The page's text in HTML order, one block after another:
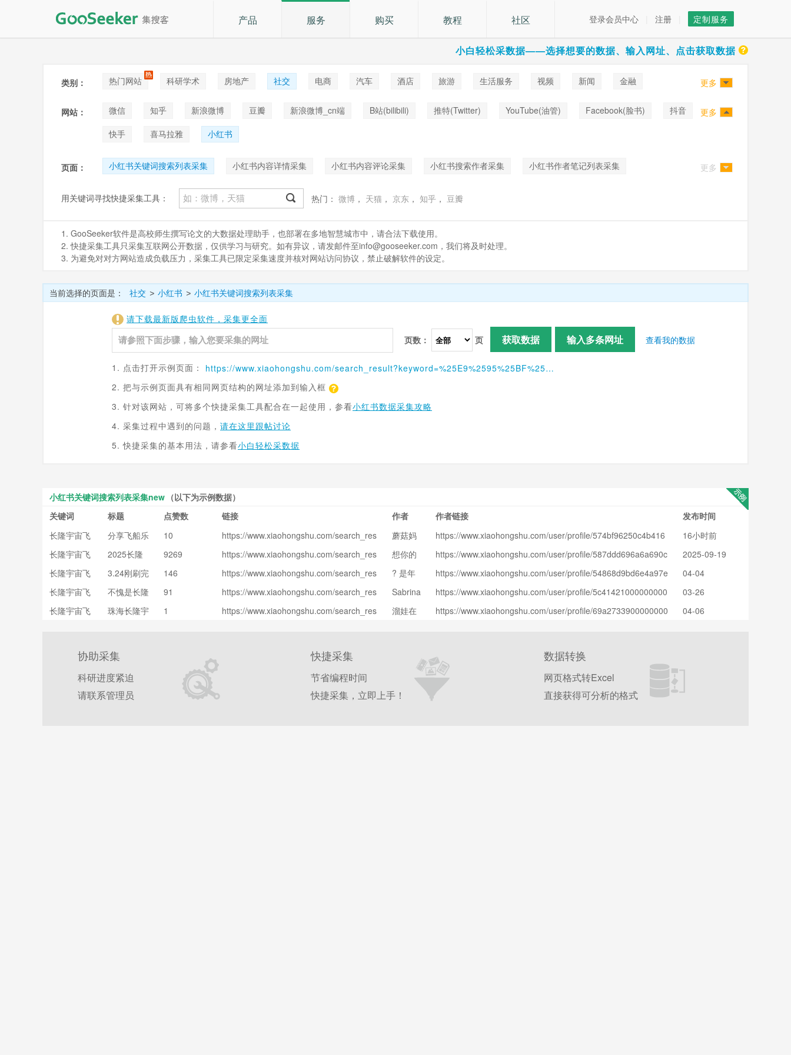
产品 服务 购买 教程 社区 登录会员中心 注册 定制服务
小白轻松采数据——选择想要的数据、输入网址、点击获取数据
类别： 热门网站 科研学术 房地产 社交 电商 汽车 酒店 旅游 生活服务 视频 新闻
金融
论坛贴吧
拍卖 音乐
更多
网站： 微信 知乎 新浪微博 豆瓣 新浪微博_cn端 B站(bilibili) 推特(Twitter) YouTube(油管) Facebook(脸书)
抖音
快手
喜马拉雅 小红书
更多
页面： 小红书关键词搜索列表采集 小红书内容详情采集 小红书内容评论采集 小红书搜索作者采集 小红书作者笔记列表采集 更多
用关键词寻找快捷采集工具： 热门： 微博 ， 天猫 ， 京东 ， 知乎 ， 豆瓣
1. GooSeeker软件是高校师生撰写论文的大数据处理助手，也部署在多地智慧城市中，请合法下载使用。
2. 快捷采集工具只采集互联网公开数据，仅供学习与研究。如有异议，请发邮件至info@gooseeker.com，我们将及时处理。
3. 为避免对对方网站造成负载压力，采集工具已限定采集速度并核对网站访问协议，禁止破解软件的设定。
当前选择的页面是： 社交 > 小红书 > 小红书关键词搜索列表采集
请下载最新版爬虫软件，采集更全面
页数：
页 获取数据 输入多条网址 查看我的数据
1. 点击打开示例页面：
https://www.xiaohongshu.com/search_result?keyword=%25E9%2595%25BF%25E9%259A%2586%25E5%25AE%2587%25E5%25AE%2599%25E9%25A3%259E%25E8%2588%25B9&source=web_search_result_notes&type=51
2. 把与示例页面具有相同网页结构的网址添加到输入框
3. 针对该网站，可将多个快捷采集工具配合在一起使用，参看小红书数据采集攻略
4. 采集过程中遇到的问题， 请在这里跟帖讨论
5. 快捷采集的基本用法，请参看小白轻松采数据
小红书关键词搜索列表采集new （以下为示例数据）
关键词
标题 点赞数 链接 作者 作者链接
发布时间
长隆宇宙飞
船
分享飞船乐
园游玩经验
还想再去‼️
10
https://www.xiaohongshu.com/search_res
ken=ABB7hIggKCNevby5DRe90KdlLCRg
6gmHgSdMgU9XZ9VcU=&xsec_source=
蘑菇妈
https://www.xiaohongshu.com/user/profile/574bf96250c4b416
age_channel_type=web_profile_board&xsec_token=ABIivoUG
F9FUXTZ6LqZStn6dlCA0tfddxDxBCjX7G8p6w=&xsec_source
16小时前
长隆宇宙飞
船
2025长隆
动物园攻略
看这一篇就
够了?
9269
https://www.xiaohongshu.com/search_res
ken=ABVtkhVj1sEfCnEUGawN4mf_j67-F5
frS4l8D3a7lm-3A=&xsec_source=
想你的
https://www.xiaohongshu.com/user/profile/587ddd696a6a690c
age_channel_type=web_profile_board&xsec_token=ABmJ1D6
zsIPTOehCs07UIM80--fPWflQo22yX-Jm5HGeU=&xsec_sourc
2025-09-19
长隆宇宙飞
船
3.24刚刷完
珠海长隆飞
船乐园，新
鲜闪卡攻略
146
https://www.xiaohongshu.com/search_res
ken=ABwu5Nx8H7A4rDc2Uapmw1WIIDF
htcOD7-K_uGWf8H604=&xsec_source=
? 是年
https://www.xiaohongshu.com/user/profile/54868d9bd6e4a97e
age_channel_type=web_profile_board&xsec_token=ABU91Q7
Erc866a5sD4S6kgNjBs6D4jVoKeue_7hVeYZME=&xsec_sourc
04-04
长隆宇宙飞
船
不愧是长隆
飞船乐园排
队最久的项
91
https://www.xiaohongshu.com/search_res
ken=ABO8s9el-vzcCP3zCsYk6b53Lq8m2
Sabrina
https://www.xiaohongshu.com/user/profile/5c41421000000000
age_channel_type=web_profile_board&xsec_token=ABRR4U1
03-26
长隆宇宙飞
珠海长隆宇
1
https://www.xiaohongshu.com/search_res
溜娃在
https://www.xiaohongshu.com/user/profile/69a2733900000000
e=pc_search
04-06
协助采集
科研进度紧迫
请联系管理员
快捷采集
节省编程时间
快捷采集，立即上手！
数据转换
网页格式转Excel
直接获得可分析的格式